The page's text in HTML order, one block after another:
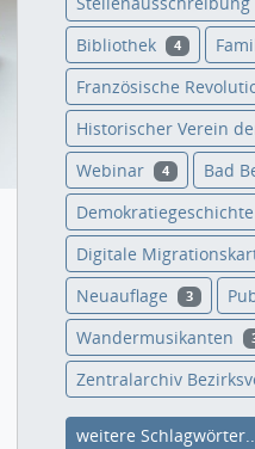
Bibliothek 4
Französische
Historischer Verein
Webinar 4 Bad
Demokratiegeschichte
Digitale
Neuauflage 3
Wandermusikanten
Zentralarchiv
weitere